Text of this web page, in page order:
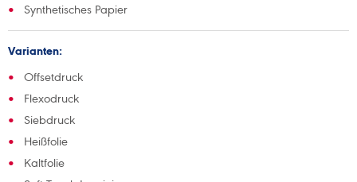
Synthetisches Papier
Varianten:
Offsetdruck
Flexodruck
Siebdruck
Heißfolie
Kaltfolie